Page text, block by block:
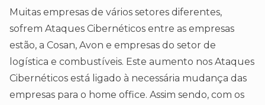
Muitas empresas de vários setores diferentes,
sofrem Ataques Cibernéticos entre as empresas
estão, a Cosan, Avon e empresas do setor de
logística e combustíveis. Este aumento nos Ataques
Cibernéticos está ligado à necessária mudança das
empresas para o home office. Assim sendo, com os